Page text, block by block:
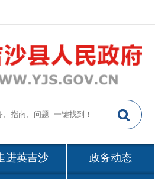
进英吉沙 政务动态